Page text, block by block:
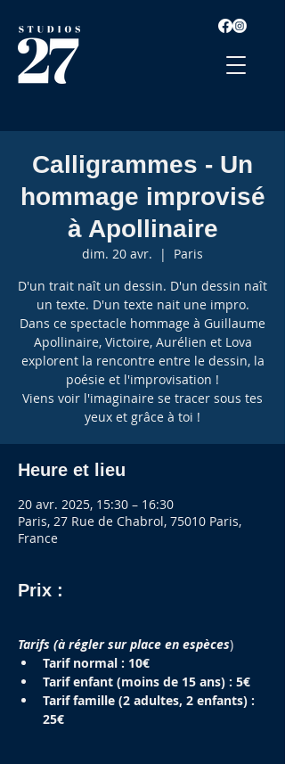
Calligrammes - Un
hommage improvisé
à Apollinaire
dim. 20 avr.
  |
Paris
D'un trait naît un dessin. D'un dessin naît
un texte. D'un texte nait une impro.
Dans ce spectacle hommage à Guillaume
Apollinaire, Victoire, Aurélien et Lova
explorent la rencontre entre le dessin, la
poésie et l'improvisation !
Viens voir l'imaginaire se tracer sous tes
yeux et grâce à toi !
Heure et lieu
20 avr. 2025, 15:30 – 16:30
Paris, 27 Rue de Chabrol, 75010 Paris,
France
Prix :
Tarifs (à régler sur place en espèces)
Tarif normal : 10€
Tarif enfant (moins de 15 ans) : 5€
Tarif famille (2 adultes, 2 enfants) :
25€